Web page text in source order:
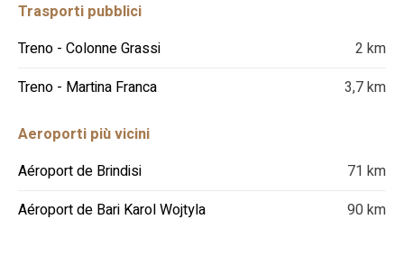
Trasporti pubblici
Treno - Colonne Grassi
2 km
Treno - Martina Franca
3,7 km
Aeroporti più vicini
Aéroport de Brindisi
71 km
Aéroport de Bari Karol Wojtyla
90 km